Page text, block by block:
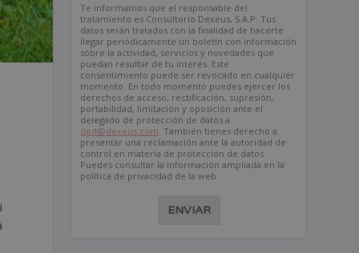
Te informamos que el responsable del
tratamiento es Consultorio Dexeus, S.A.P. Tus
datos serán tratados con la finalidad de hacerte
llegar periódicamente un boletín con información
sobre la actividad, servicios y novedades que
puedan resultar de tu interés. Este
consentimiento puede ser revocado en cualquier
momento. En todo momento puedes ejercer los
derechos de acceso, rectificación, supresión,
portabilidad, limitación y oposición ante el
delegado de protección de datos a
dpd@dexeus.com . También tienes derecho a
presentar una reclamación ante la autoridad de
control en materia de protección de datos.
Puedes consultar la información ampliada en la
política de privacidad de la web.
ENVIAR